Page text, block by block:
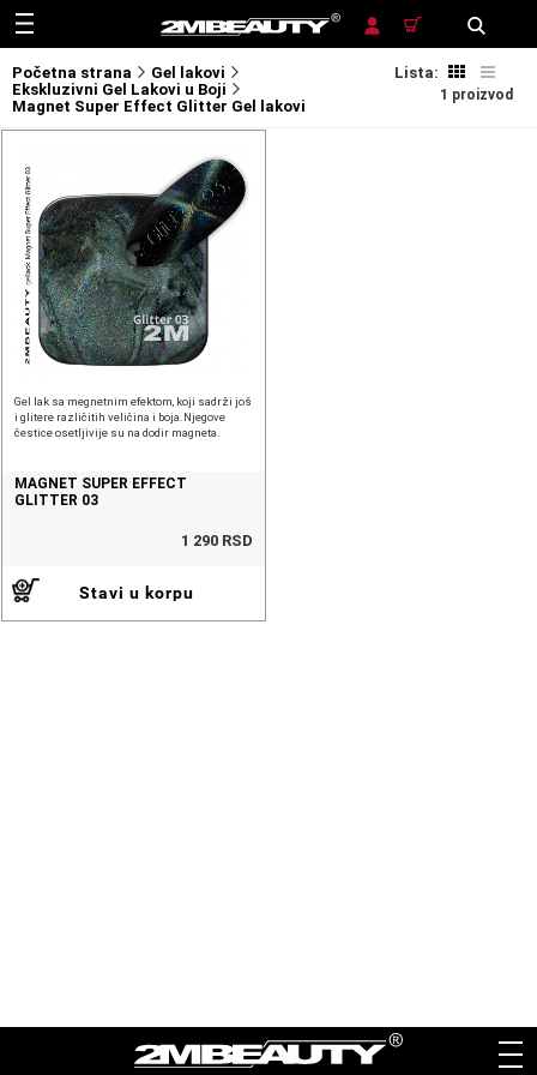
Početna strana
Gel lakovi
Ekskluzivni Gel Lakovi u Boji
Magnet Super Effect Glitter Gel lakovi
Lista:
1 proizvod
Gel lak sa megnetnim efektom, koji sadrži još
i glitere različitih veličina i boja.Njegove
čestice osetljivije su na dodir magneta.
MAGNET SUPER EFFECT
GLITTER 03
1 290 RSD
Stavi u korpu